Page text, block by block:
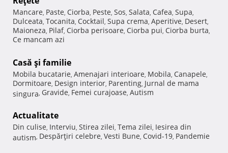
Mancare, Paste, Ciorba, Peste, Sos, Salata, Cafea, Supa,
Dulceata, Tocanita, Cocktail, Supa crema, Aperitive, Desert,
Maioneza, Pilaf, Ciorba perisoare, Ciorba pui, Ciorba burta,
Ce mancam azi
Casă şi familie
Mobila bucatarie, Amenajari interioare, Mobila, Canapele,
Dormitoare, Design interior, Parenting, Jurnal de mama
singura, Gravide, Femei curajoase, Autism
Actualitate
Din culise, Interviu, Stirea zilei, Tema zilei, Iesirea din
autism, Despărţiri celebre, Vesti Bune, Covid-19, Pandemie